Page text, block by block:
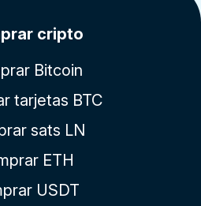
cripto
Bitcoin
tarjetas BTC
sats LN
ETH
USDT